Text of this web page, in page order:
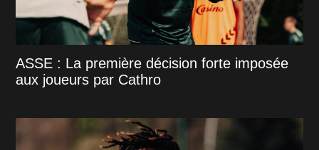
ASSE : La première décision forte imposée
aux joueurs par Cathro